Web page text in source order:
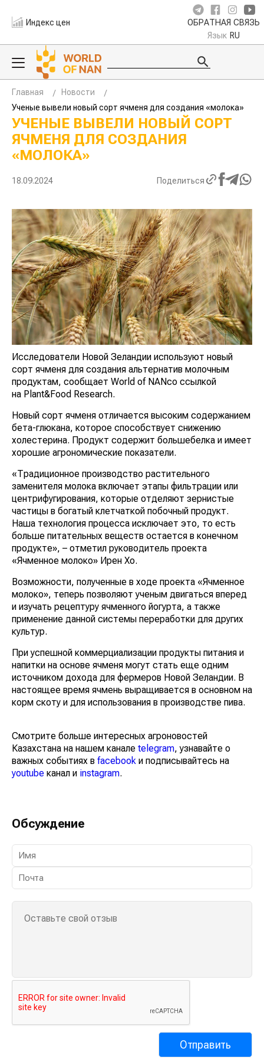
Индекс цен ОБРАТНАЯ СВЯЗЬ
Язык RU
Главная
Новости
Ученые вывели новый сорт ячменя для создания «молока»
УЧЕНЫЕ ВЫВЕЛИ НОВЫЙ СОРТ
ЯЧМЕНЯ ДЛЯ СОЗДАНИЯ
«МОЛОКА»
18.09.2024 Поделиться
Исследователи Новой Зеландии используют новый
сорт ячменя для создания альтернатив молочным
продуктам, сообщает World of NANсо ссылкой
на Plant&Food Research.
Новый сорт ячменя отличается высоким содержанием
бета-глюкана, которое способствует снижению
холестерина. Продукт содержит большебелка и имеет
хорошие агрономические показатели.
«Традиционное производство растительного
заменителя молока включает этапы фильтрации или
центрифугирования, которые отделяют зернистые
частицы в богатый клетчаткой побочный продукт.
Наша технология процесса исключает это, то есть
больше питательных веществ остается в конечном
продукте», – отметил руководитель проекта
«Ячменное молоко» Ирен Хо.
Возможности, полученные в ходе проекта «Ячменное
молоко», теперь позволяют ученым двигаться вперед
и изучать рецептуру ячменного йогурта, а также
применение данной системы переработки для других
культур.
При успешной коммерциализации продукты питания и
напитки на основе ячменя могут стать еще одним
источником дохода для фермеров Новой Зеландии. В
настоящее время ячмень выращивается в основном на
корм скоту и для использования в производстве пива.
Смотрите больше интересных агроновостей
Казахстана на нашем канале telegram, узнавайте о
важных событиях в facebook и подписывайтесь на
youtube канал и instagram.
Обсуждение